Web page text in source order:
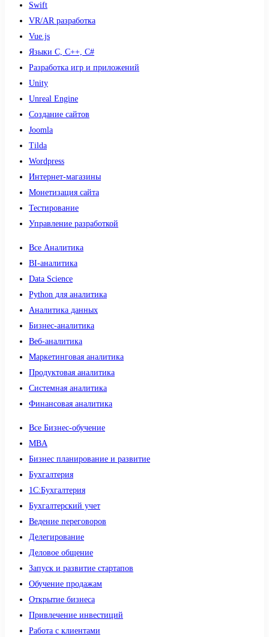
Swift
VR/AR разработка
Vue.js
Языки С, С++, С#
Разработка игр и приложений
Unity
Unreal Engine
Создание сайтов
Joomla
Tilda
Wordpress
Интернет-магазины
Монетизация сайта
Тестирование
Управление разработкой
Все Аналитика
BI-аналитика
Data Science
Python для аналитика
Аналитика данных
Бизнес-аналитика
Веб-аналитика
Маркетинговая аналитика
Продуктовая аналитика
Системная аналитика
Финансовая аналитика
Все Бизнес-обучение
MBA
Бизнес планирование и развитие
Бухгалтерия
1C:Бухгалтерия
Бухгалтерский учет
Ведение переговоров
Делегирование
Деловое общение
Запуск и развитие стартапов
Обучение продажам
Открытие бизнеса
Привлечение инвестиций
Работа с клиентами